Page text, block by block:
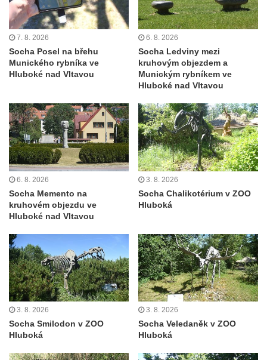
Pamětní kámen rybníka Barbory v
Duchcově
parku v Duchcově
Sfinga II. na Sfingovém rybníku v
Sfinga I. na Sfingovém rybníku v zámeckém
parku v Duchcově
Socha Minervy na nádvoří zámku v
Duchcově
Socha Herkula se saní na nádvoří zámku v
Duchcově
Socha Herkula se lvem na nádvoří zámku v
Socha Marse na nádvoří zámku v
Duchcově
Socha svatého Václava u kostela
Zvěstování Panny Marie v Duchcově
Zvěstování Panny Marie v Duchcově
Socha Hoch vytahující si trn z paty v Knížecí
7. 8. 2026
Socha Posel na břehu
Munického rybníka ve
Hluboké nad Vltavou
6. 8. 2026
Socha Ledviny mezi
kruhovým objezdem a
Munickým rybníkem ve
Hluboké nad Vltavou
6. 8. 2026
Socha Memento na
kruhovém objezdu ve
Hluboké nad Vltavou
3. 8. 2026
Socha Chalikotérium v ZOO
Hluboká
3. 8. 2026
Socha Smilodon v ZOO
Hluboká
3. 8. 2026
Socha Veledaněk v ZOO
Hluboká